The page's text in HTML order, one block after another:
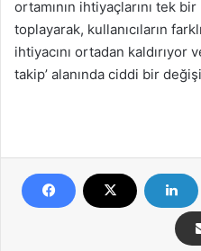
ortamının ihtiyaçlarını tek
toplayarak, kullanıcıların
ihtiyacını ortadan kaldırıyor
takip’ alanında ciddi bir